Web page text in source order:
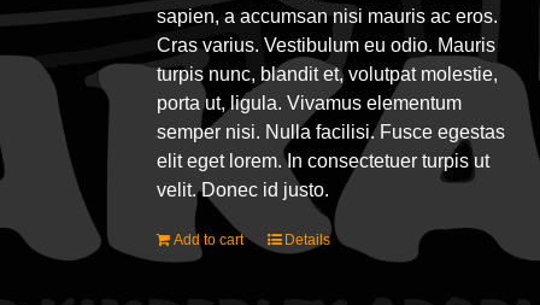
sapien, a accumsan nisi mauris ac eros.
Cras varius. Vestibulum eu odio. Mauris
turpis nunc, blandit et, volutpat molestie,
porta ut, ligula. Vivamus elementum
semper nisi. Nulla facilisi. Fusce egestas
elit eget lorem. In consectetuer turpis ut
velit. Donec id justo.
Add to cart Details